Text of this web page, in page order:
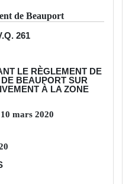
de Beauport
261
LE RÈGLEMENT DE
DE BEAUPORT SUR
À LA ZONE
10mars2020